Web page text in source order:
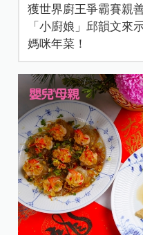
獲世界廚王爭霸賽親
「小廚娘」邱韻文來
媽咪年菜！